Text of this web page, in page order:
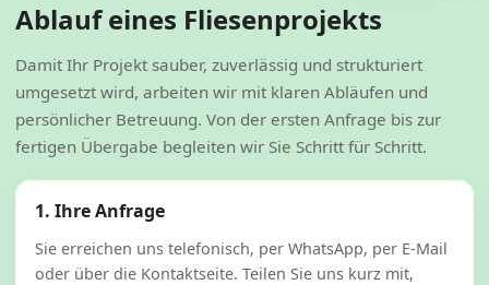
Ablauf eines Fliesenprojekts
Damit Ihr Projekt sauber, zuverlässig und strukturiert
umgesetzt wird, arbeiten wir mit klaren Abläufen und
persönlicher Betreuung. Von der ersten Anfrage bis zur
fertigen Übergabe begleiten wir Sie Schritt für Schritt.
1. Ihre Anfrage
Sie erreichen uns telefonisch, per WhatsApp, per E-Mail
oder über die Kontaktseite. Teilen Sie uns kurz mit,